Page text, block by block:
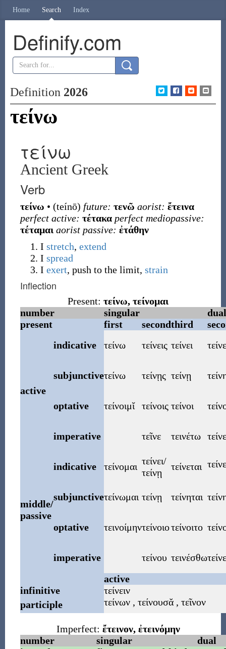
Home Search Index
Definify.com
Definition 2026
τείνω
τείνω
Ancient Greek
Verb
τείνω • (teínō) future: τενῶ aorist: ἔτεινα
perfect active: τέτακα perfect mediopassive:
τέταμαι aorist passive: ἐτάθην
I stretch, extend
I spread
I exert, push to the limit, strain
Inflection
Present: τείνω, τείνομαι
number
singular
dual
present
first secondthird
active
indicative τείνω τείνεις τείνει
subjunctiveτείνω τείνῃς τείνῃ
optative τείνοιμῐ τείνοις τείνοι
imperative τεῖνε τεινέτω
middle/
passive
indicative τείνομαι τείνει/
τείνῃ
τείνεται
subjunctiveτείνωμαι τείνῃ τείνηται
optative τεινοίμηντείνοιοτείνοιτο
imperative τείνου τεινέσθω
active
infinitive
τείνειν
participle
τείνων , τείνουσᾰ , τεῖνον
Imperfect: ἔτεινον, ἐτεινόμην
number
singular
dual